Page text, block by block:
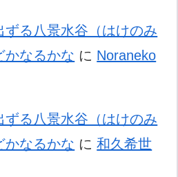
ずる八景水谷（はけのみ
かなるかな に Noraneko
ずる八景水谷（はけのみ
かなるかな に和久希世